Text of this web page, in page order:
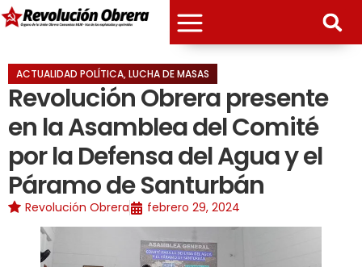
ACTUALIDAD POLÍTICA,LUCHA DE MASAS
Revolución Obrera presente
en la Asamblea del Comité
por la Defensa del Agua y el
Páramo de Santurbán
Revolución Obrera febrero 29, 2024